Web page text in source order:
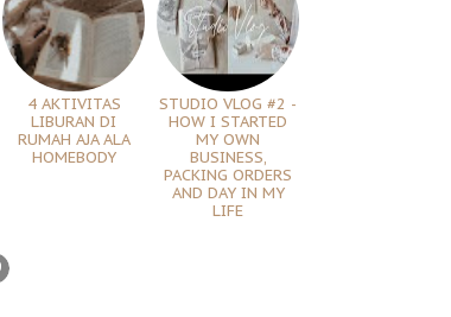
4 AKTIVITAS
LIBURAN DI
RUMAH AJA ALA
HOMEBODY
STUDIO VLOG #2 -
HOW I STARTED
MY OWN
BUSINESS,
PACKING ORDERS
AND DAY IN MY
LIFE